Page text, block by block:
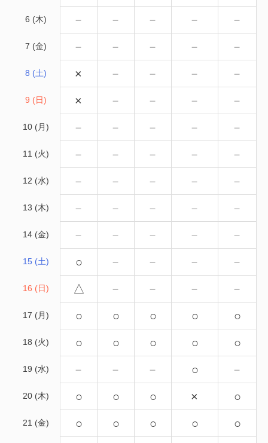
6 (木) － － － － －
7 (金) － － － － －
8 (土) × － － － －
9 (日) × － － － －
10 (月) － － － － －
11 (火) － － － － －
12 (水) － － － － －
13 (木) － － － － －
14 (金) － － － － －
15 (土) ○ － － － －
16 (日) △ － － － －
17 (月) ○ ○ ○ ○ ○
18 (火) ○ ○ ○ ○ ○
19 (水) － － － ○ －
20 (木) ○ ○ ○ × ○
21 (金) ○ ○ ○ ○ ○